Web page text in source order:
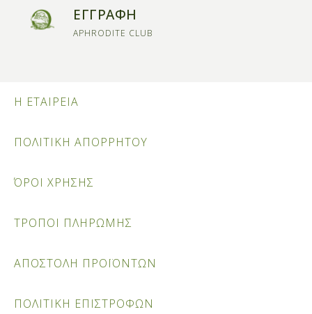
ΕΓΓΡΑΦΗ
APHRODITE CLUB
Η ΕΤΑΙΡΕΙΑ
ΠΟΛΙΤΙΚΗ ΑΠΟΡΡΗΤΟΥ
ΌΡΟΙ ΧΡΗΣΗΣ
ΤΡΟΠΟΙ ΠΛΗΡΩΜΗΣ
ΑΠΟΣΤΟΛΗ ΠΡΟΪΟΝΤΩΝ
ΠΟΛΙΤΙΚΗ ΕΠΙΣΤΡΟΦΩΝ